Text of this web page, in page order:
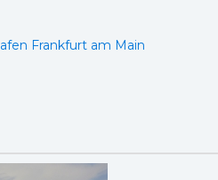
Frankfurt am Main